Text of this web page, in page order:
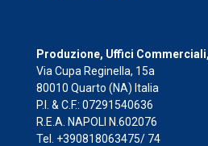
Produzione, Uffici
Via Cupa Reginella, 15a
80010 Quarto (NA) Italia
P.I. & C.F.: 07291540636
R.E.A. NAPOLI N.602076
Tel. +390818063475/ 74